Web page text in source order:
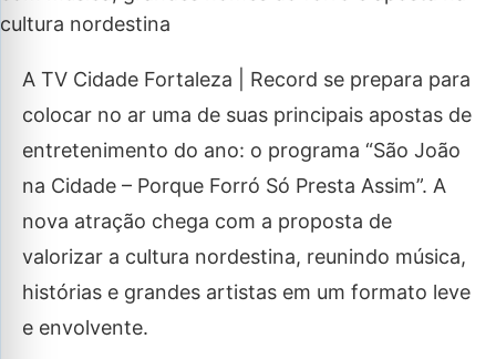
A TV Cidade Fortaleza | Record se prepara para
colocar no ar uma de suas principais apostas de
entretenimento do ano: o programa “São João
na Cidade – Porque Forró Só Presta Assim”. A
nova atração chega com a proposta de
valorizar a cultura nordestina, reunindo música,
histórias e grandes artistas em um formato leve
e envolvente.